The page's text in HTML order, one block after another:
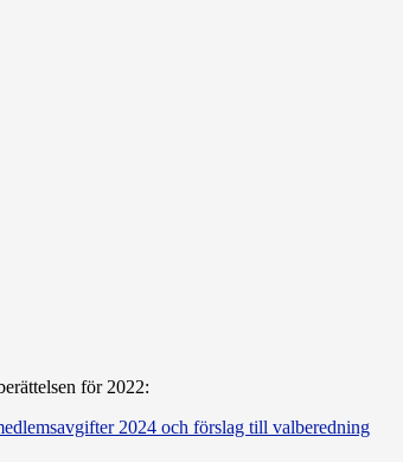
för 2022:
2024 och förslag till valberedning